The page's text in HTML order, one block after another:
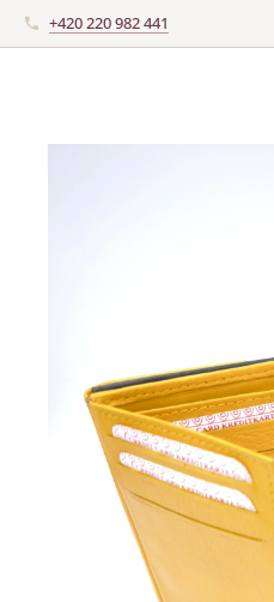
+420 220 982 441